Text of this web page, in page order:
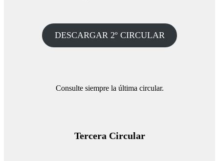
DESCARGAR 2º CIRCULAR
Consulte siempre la última circular.
Tercera Circular